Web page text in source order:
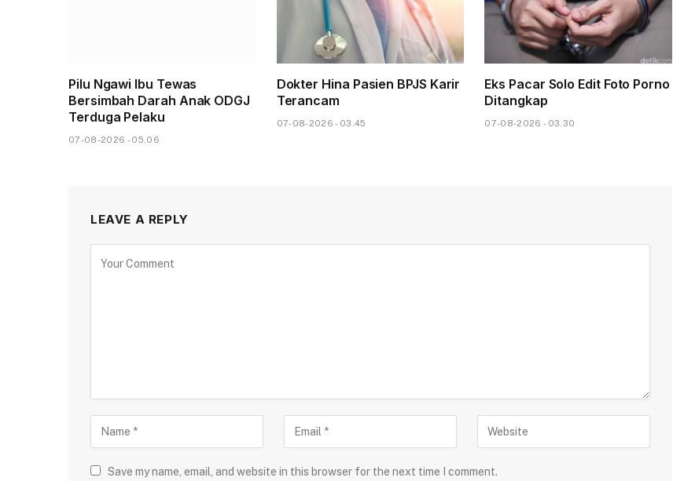
Pilu Ngawi Ibu Tewas
Bersimbah Darah Anak ODGJ
Terduga Pelaku
07-08-2026 - 05.06
Dokter Hina Pasien BPJS Karir
Terancam
07-08-2026 - 03.45
Eks Pacar Solo Edit Foto Porno
Ditangkap
07-08-2026 - 03.30
LEAVE A REPLY
Save my name, email, and website in this browser for the next time I comment.